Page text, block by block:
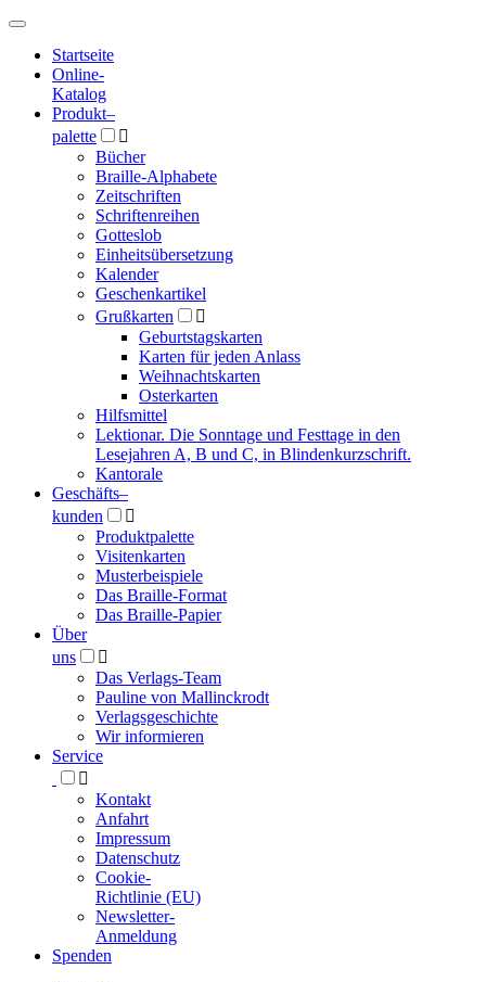
Hauptmenü
Hauptmenü
Startseite
Online-
Katalog
Produkt–
palette

Bücher
Braille-Alphabete
Zeitschriften
Schriftenreihen
Gotteslob
Einheitsübersetzung
Kalender
Geschenkartikel
Grußkarten

Geburtstagskarten
Karten für jeden Anlass
Weihnachtskarten
Osterkarten
Hilfsmittel
Lektionar. Die Sonntage und Festtage in den
Lesejahren A, B und C, in Blindenkurzschrift.
Kantorale
Geschäfts­–
kunden

Produktpalette
Visitenkarten
Musterbeispiele
Das Braille-Format
Das Braille-Papier
Über
uns

Das Verlags-Team
Pauline von Mallinckrodt
Verlagsgeschichte
Wir informieren
Service

Kontakt
Anfahrt
Impressum
Datenschutz
Cookie-
Richtlinie (EU)
Newsletter-
Anmeldung
Spenden